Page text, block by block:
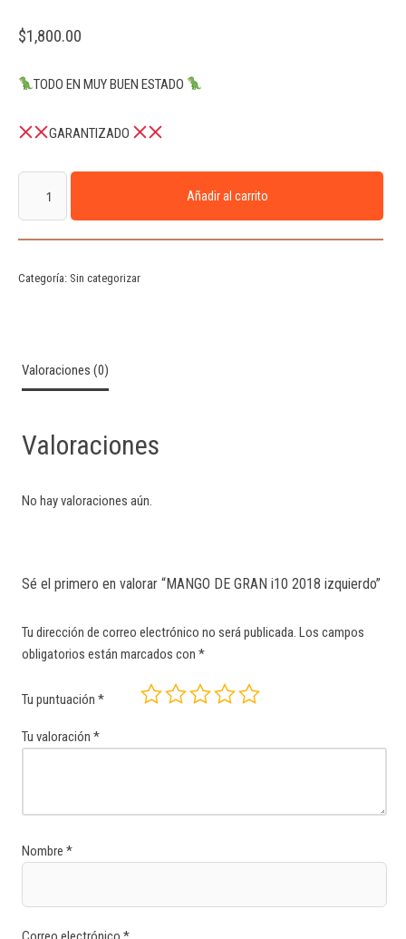
$1,800.00
TODO EN MUY BUEN ESTADO
GARANTIZADO
Añadir al carrito
Categoría: Sin categorizar
Valoraciones (0)
Valoraciones
No hay valoraciones aún.
Sé el primero en valorar “MANGO DE GRAN i10 2018 izquierdo”
Tu dirección de correo electrónico no será publicada. Los campos
obligatorios están marcados con *
Tu puntuación *
Tu valoración *
Nombre *